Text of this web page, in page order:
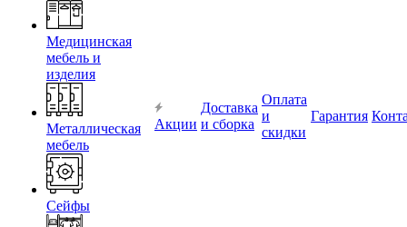
Медицинская
мебель и
изделия
Металлическая
мебель
Сейфы
Акции
Доставка
и сборка
Оплата
и
скидки
Гарантия